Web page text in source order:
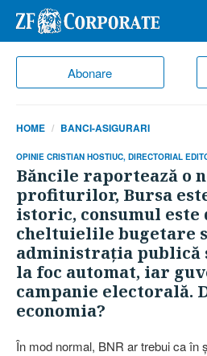
Abonare
HOME BANCI-ASIGURARI
OPINIE CRISTIAN HOSTIUC, DIRECTORIAL
Băncile raportează o
profiturilor, Bursa
istoric, consumul este
cheltuielile bugetare
administraţia publică
la foc automat, iar
campanie electorală.
economia?
În mod normal, BNR ar trebui ca în